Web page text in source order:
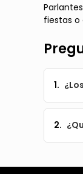
fiestas o
1.
2.